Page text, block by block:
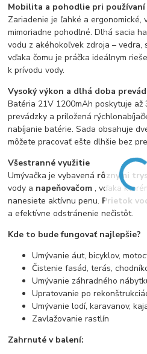
Mobilita a pohodlie pri používaní
Zariadenie je ľahké a ergonomické,
mimoriadne pohodlné. Dlhá sacia
vodu z akéhokoľvek zdroja – vedra,
vďaka čomu je práčka ideálnym
k prívodu vody.
Vysoký výkon a dlhá doba
Batéria 21V 1200mAh poskytuje až
prevádzky a priložená
nabíjanie batérie. Sada obsahuje
môžete pracovať ešte dlhšie bez
Všestranné využitie
Umývačka je vybavená rôznymi
vody a napeňovačom , vďaka
nanesiete aktívnu penu. Prietok
a efektívne odstránenie nečistôt.
Kde to bude fungovať najlepšie?
Umývanie áut, bicyklov,
Čistenie fasád, terás,
Umývanie záhradného
Upratovanie po
Umývanie lodí, karavanov,
Zavlažovanie rastlín
Zahrnuté v balení: